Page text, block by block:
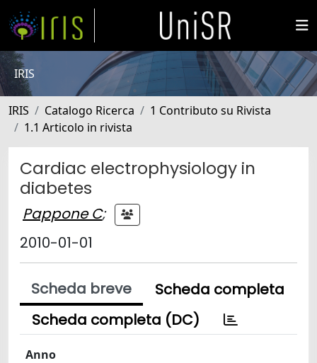
IRIS
IRIS Catalogo Ricerca
1 Contributo su Rivista
1.1 Articolo in rivista
Cardiac electrophysiology in
diabetes
Pappone C;
2010-01-01
Scheda breve
Scheda completa
Scheda completa (DC)
Anno